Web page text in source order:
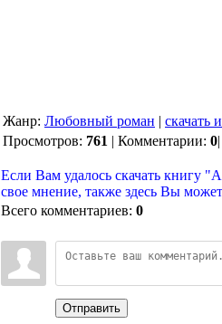
Жанр: Любовный роман | скачать
Просмотров: 761 | Комментарии: 0|
Если Вам удалось скачать книгу
свое мнение, также здесь Вы
Всего комментариев: 0
Отправить